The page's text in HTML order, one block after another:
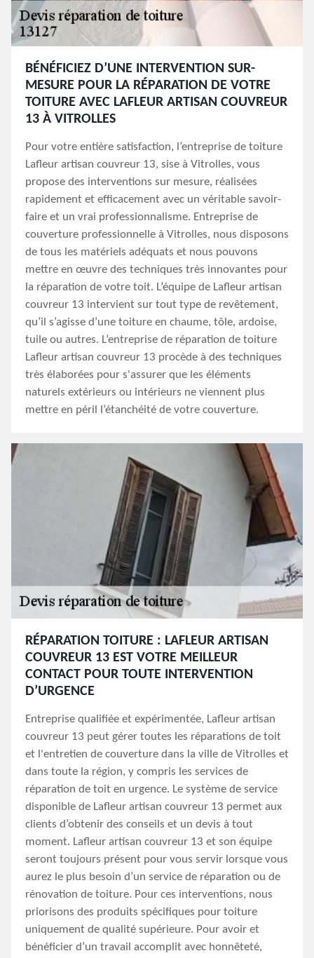
BÉNÉFICIEZ D’UNE INTERVENTION SUR-
MESURE POUR LA RÉPARATION DE VOTRE
TOITURE AVEC LAFLEUR ARTISAN COUVREUR
13 À VITROLLES
Pour votre entière satisfaction, l’entreprise de toiture
Lafleur artisan couvreur 13, sise à Vitrolles, vous
propose des interventions sur mesure, réalisées
rapidement et efficacement avec un véritable savoir-
faire et un vrai professionnalisme. Entreprise de
couverture professionnelle à Vitrolles, nous disposons
de tous les matériels adéquats et nous pouvons
mettre en œuvre des techniques très innovantes pour
la réparation de votre toit. L’équipe de Lafleur artisan
couvreur 13 intervient sur tout type de revêtement,
qu’il s’agisse d’une toiture en chaume, tôle, ardoise,
tuile ou autres. L’entreprise de réparation de toiture
Lafleur artisan couvreur 13 procède à des techniques
très élaborées pour s'assurer que les éléments
naturels extérieurs ou intérieurs ne viennent plus
mettre en péril l’étanchéité de votre couverture.
RÉPARATION TOITURE : LAFLEUR ARTISAN
COUVREUR 13 EST VOTRE MEILLEUR
CONTACT POUR TOUTE INTERVENTION
D’URGENCE
Entreprise qualifiée et expérimentée, Lafleur artisan
couvreur 13 peut gérer toutes les réparations de toit
et l'entretien de couverture dans la ville de Vitrolles et
dans toute la région, y compris les services de
réparation de toit en urgence. Le système de service
disponible de Lafleur artisan couvreur 13 permet aux
clients d’obtenir des conseils et un devis à tout
moment. Lafleur artisan couvreur 13 et son équipe
seront toujours présent pour vous servir lorsque vous
aurez le plus besoin d’un service de réparation ou de
rénovation de toiture. Pour ces interventions, nous
priorisons des produits spécifiques pour toiture
uniquement de qualité supérieure. Pour avoir et
bénéficier d’un travail accomplit avec honnêteté,